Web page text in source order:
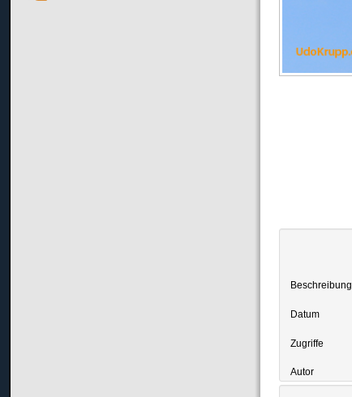
Beschreibung
Datum
Zugriffe
Autor